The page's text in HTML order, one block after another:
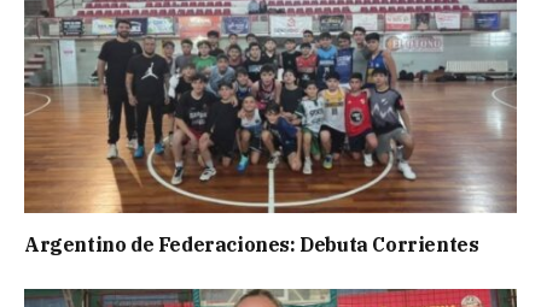
Argentino de Federaciones: Debuta Corrientes